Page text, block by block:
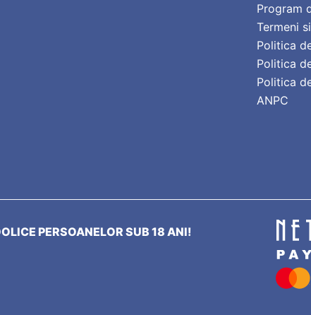
Program
Termeni
Politica
Politica
Politica
ANPC
PERSOANELOR SUB 18 ANI!